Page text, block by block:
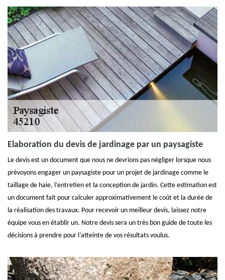
Elaboration du devis de jardinage par un paysagiste
Le devis est un document que nous ne devrions pas négliger lorsque nous
prévoyons engager un paysagiste pour un projet de jardinage comme le
taillage de haie, l’entretien et la conception de jardin. Cette estimation est
un document fait pour calculer approximativement le coût et la durée de
la réalisation des travaux. Pour recevoir un meilleur devis, laissez notre
équipe vous en établir un. Notre devis sera un très bon guide de toute les
décisions à prendre pour l’atteinte de vos résultats voulus.